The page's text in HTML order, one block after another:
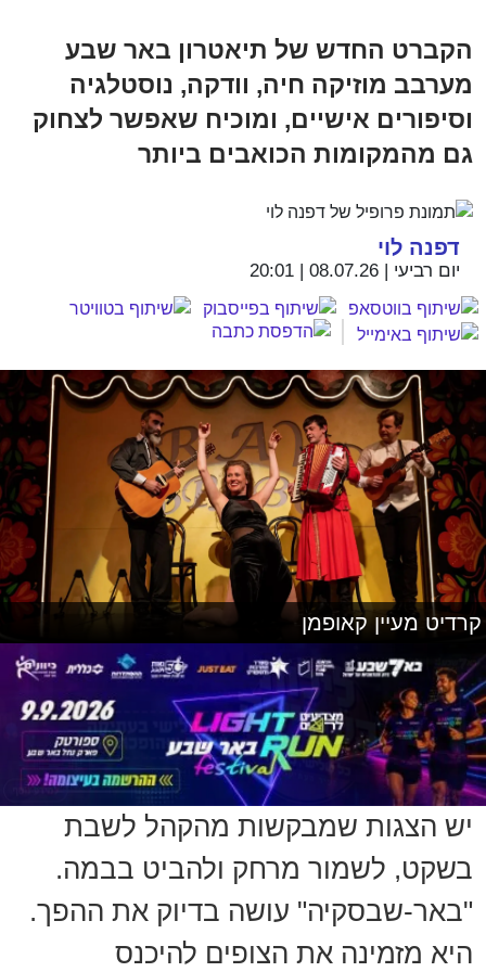
הקברט החדש של תיאטרון באר שבע
מערבב מוזיקה חיה, וודקה, נוסטלגיה
וסיפורים אישיים, ומוכיח שאפשר לצחוק
גם מהמקומות הכואבים ביותר
דפנה לוי
יום רביעי | 08.07.26 | 20:01
קרדיט מעיין קאופמן
יש הצגות שמבקשות מהקהל לשבת
בשקט, לשמור מרחק ולהביט בבמה.
"באר-שבסקיה" עושה בדיוק את ההפך.
היא מזמינה את הצופים להיכנס